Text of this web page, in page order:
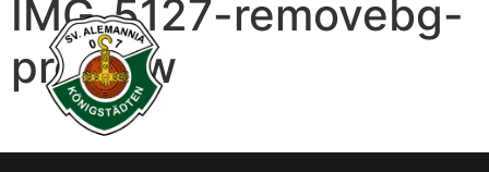
IMG_5127-removebg-
preview